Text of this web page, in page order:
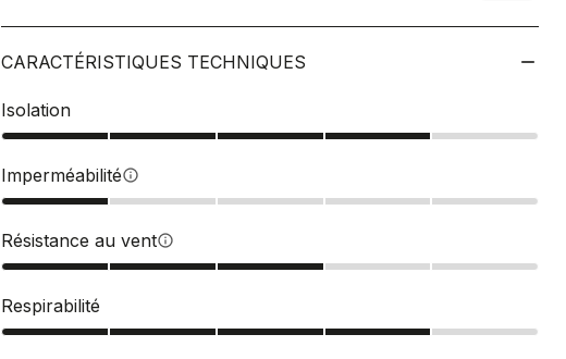
CARACTÉRISTIQUES TECHNIQUES
Isolation
Imperméabilitéinfo
Résistance au ventinfo
Respirabilité